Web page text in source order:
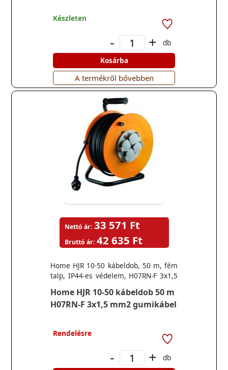
Készleten
- +
db
Kosárba
A termékről bővebben
Home HJR 10-50 kábeldob 50 m
H07RN-F 3x1,5 mm2 gumikábel
Home HJR 10-50 kábeldob, 50 m, fém
talp, IP44-es védelem, H07RN-F 3x1,5
Nettó ár: 33 571 Ft
Bruttó ár: 42 635 Ft
Rendelésre
- +
db